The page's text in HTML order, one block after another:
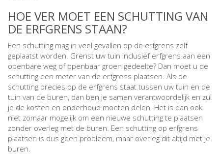
HOE VER MOET EEN SCHUTTING VAN
DE ERFGRENS STAAN?
Een schutting mag in veel gevallen op de erfgrens zelf
geplaatst worden. Grenst uw tuin inclusief erfgrens aan een
openbare weg of openbaar groen gedeelte? Dan moet u de
schutting een meter van de erfgrens plaatsen. Als de
schutting precies op de erfgrens staat tussen uw tuin en de
tuin van de buren, dan ben je samen verantwoordelijk en zul
je de kosten en onderhoud moeten delen. Het is dan ook
niet zomaar mogelijk om een nieuwe schutting te plaatsen
zonder overleg met de buren. Een schutting op erfgrens
plaatsen is dus geen probleem, maar overleg dit altijd met je
buren.